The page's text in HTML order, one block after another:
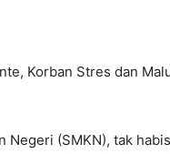
Negeri (SMKN), tak